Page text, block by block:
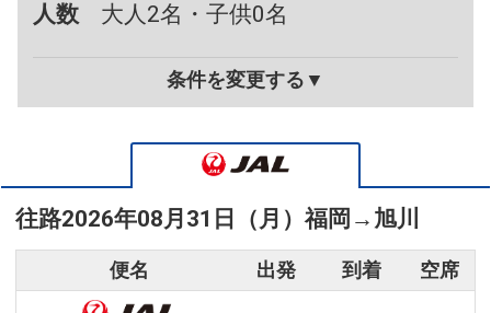
人数
大人2名・子供0名
条件を変更する▼
往路2026年08月31日（月）福岡 → 旭川
便名 出発 到着 空席